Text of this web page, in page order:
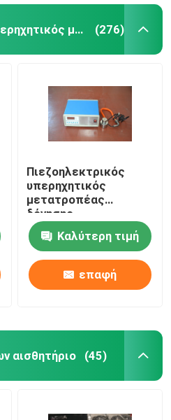
πιεζοηλεκτρικός υπερηχητικός μετατροπέας (276)
Πιεζοηλεκτρικός
υπερηχητικός
μετατροπέας
δόνησης
Καλύτερη τιμή
επαφή
αισθητήριο (45)